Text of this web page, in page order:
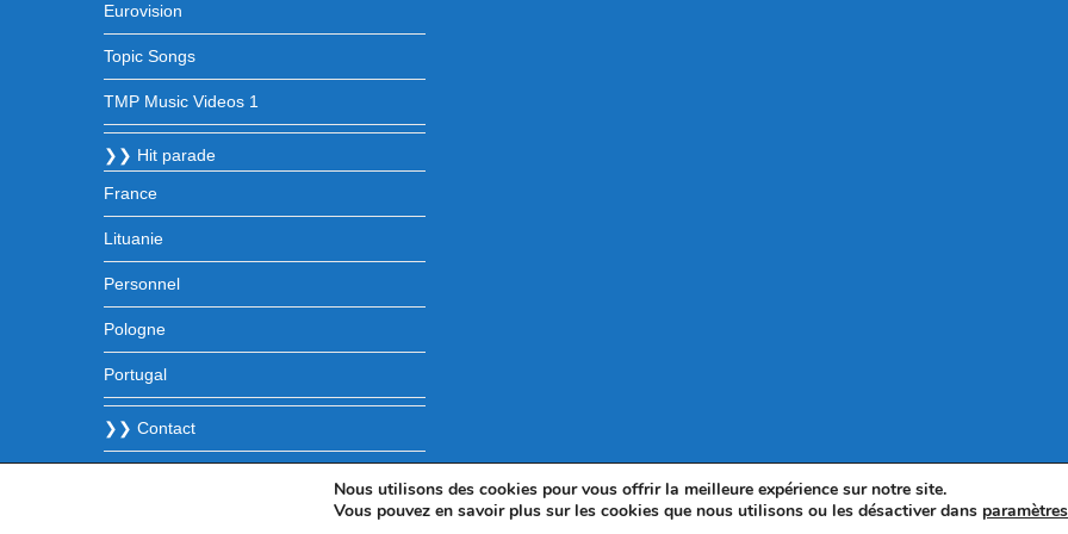
Eurovision
Topic Songs
TMP Music Videos 1
❯❯ Hit parade
France
Lituanie
Personnel
Pologne
Portugal
❯❯ Contact
© 2025 - WordPress Theme by OceanWP
Nous utilisons des cookies pour vous offrir la meilleure expérience sur notre site.
Vous pouvez en savoir plus sur les cookies que nous utilisons ou les désactiver dans paramètres